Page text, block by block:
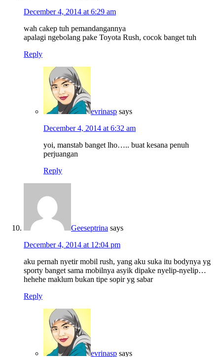
December 4, 2014 at 6:29 am
wah cakep tuh pemandangannya
apalagi ngebolang pake Toyota Rush, cocok banget tuh
Reply
evrinasp says
December 4, 2014 at 6:32 am
yoi, manstab banget lho….. buat kesana penuh
perjuangan
Reply
Geeseptrina says
December 4, 2014 at 12:04 pm
aku pernah nyetir mobil rush, yang aku suka itu bodynya yg
sporty banget sama mobilnya asyik dipake nyelip-nyelip…
hehehe maklum bukan tipe sopir yg sabar
Reply
evrinasp says